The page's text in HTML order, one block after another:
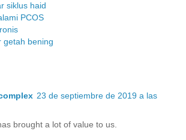
siklus haid
PCOS
getah bening
23 de septiembre de 2019 a las
brought a lot of value to us.